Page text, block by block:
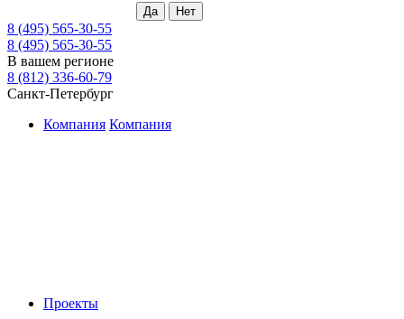
8 (495) 565-30-55
8 (495) 565-30-55
В вашем регионе
8 (812) 336-60-79
Санкт-Петербург
Компания Компания
Проекты